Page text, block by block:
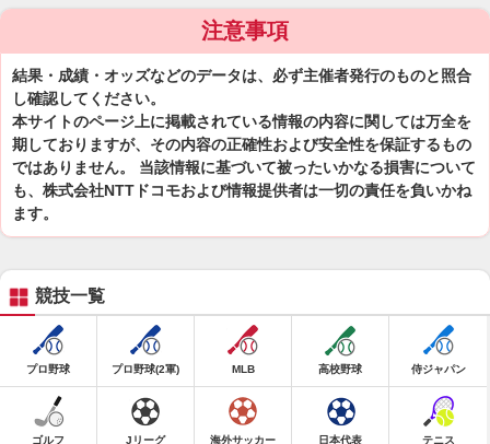
注意事項
結果・成績・オッズなどのデータは、必ず主催者発行のものと照合
し確認してください。
本サイトのページ上に掲載されている情報の内容に関しては万全を
期しておりますが、その内容の正確性および安全性を保証するもの
ではありません。 当該情報に基づいて被ったいかなる損害について
も、株式会社NTTドコモおよび情報提供者は一切の責任を負いかね
ます。
競技一覧
プロ野球 プロ野球(2軍) MLB 高校野球 侍ジャパン
ゴルフ Jリーグ 海外サッカー 日本代表 テニス